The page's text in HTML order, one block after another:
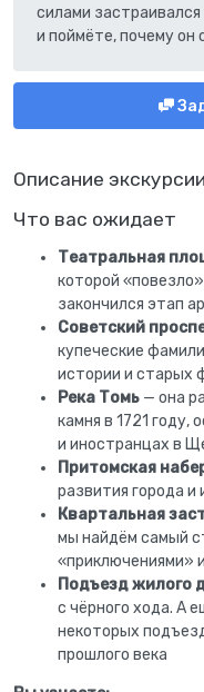
Описание экскурсии
Что вас ожидает
Театральная
которой
закончился этап
Советский
купеческие
истории и старых
Река Томь — она
камня в 1721 году,
и иностранцах в
Притомская
развития города и
Квартальная
мы найдём самый
«приключениями»
Подъезд жилого
с чёрного хода. А
некоторых
прошлого века
силами
и поймёте, почему он